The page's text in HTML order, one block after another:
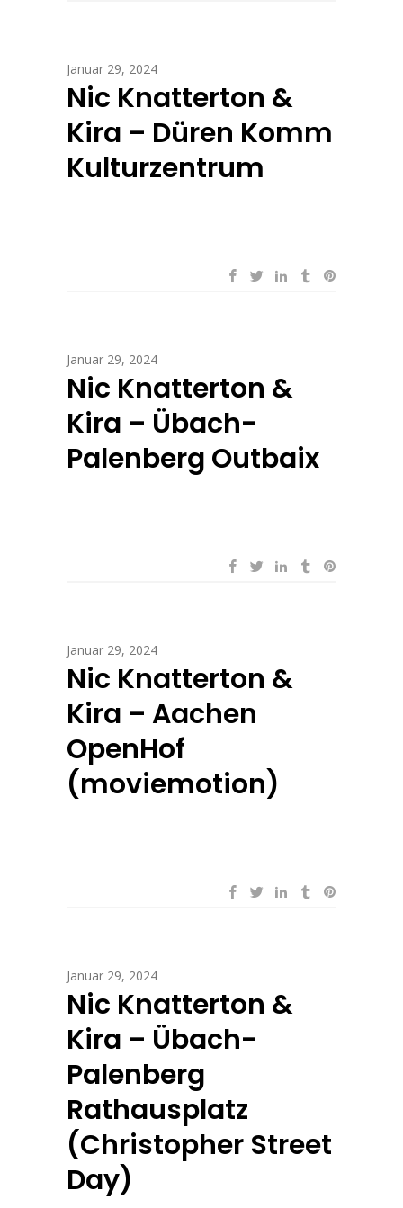
Januar 29, 2024
Nic Knatterton &
Kira – Düren Komm
Kulturzentrum
Januar 29, 2024
Nic Knatterton &
Kira – Übach-
Palenberg Outbaix
Januar 29, 2024
Nic Knatterton &
Kira – Aachen
OpenHof
(moviemotion)
Januar 29, 2024
Nic Knatterton &
Kira – Übach-
Palenberg
Rathausplatz
(Christopher Street
Day)